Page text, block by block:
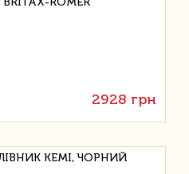
2928 грн
KEMI, ЧОРНИЙ